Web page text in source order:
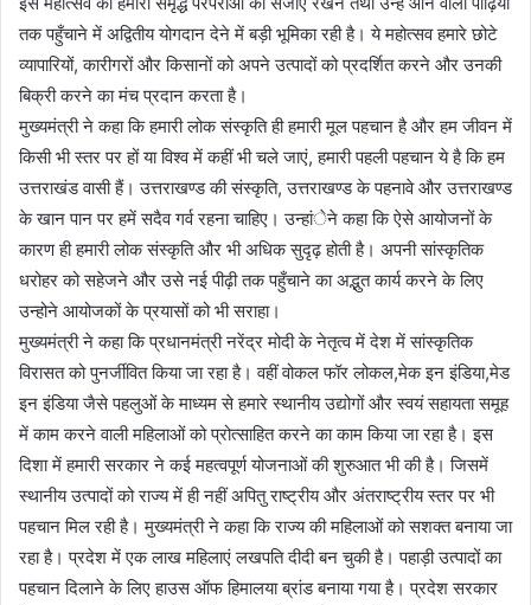
तक पहुँचाने में अद्वितीय योगदान देने में बड़ी भूमिका रही है। ये महोत्सव हमारे छोटे
व्यापारियों, कारीगरों और किसानों को अपने उत्पादों को प्रदर्शित करने और उनकी
बिक्री करने का मंच प्रदान करता है।
मुख्यमंत्री ने कहा कि हमारी लोक संस्कृति ही हमारी मूल पहचान है और हम जीवन में
किसी भी स्तर पर हों या विश्व में कहीं भी चले जाएं, हमारी पहली पहचान ये है कि हम
उत्तराखंड वासी हैं। उत्तराखण्ड की संस्कृति, उत्तराखण्ड के पहनावे और उत्तराखण्ड
के खान पान पर हमें सदैव गर्व रहना चाहिए। उन्हांेने कहा कि ऐसे आयोजनों के
कारण ही हमारी लोक संस्कृति और भी अधिक सुदृढ़ होती है। अपनी सांस्कृतिक
धरोहर को सहेजने और उसे नई पीढ़ी तक पहुँचाने का अद्भुत कार्य करने के लिए
उन्होने आयोजकों के प्रयासों को भी सराहा।
मुख्यमंत्री ने कहा कि प्रधानमंत्री नरेंद्र मोदी के नेतृत्व में देश में सांस्कृतिक
विरासत को पुनर्जीवित किया जा रहा है। वहीं वोकल फॉर लोकल,मेक इन इंडिया,मेड
इन इंडिया जैसे पहलुओं के माध्यम से हमारे स्थानीय उद्योगों और स्वयं सहायता समूह
में काम करने वाली महिलाओं को प्रोत्साहित करने का काम किया जा रहा है। इस
दिशा में हमारी सरकार ने कई महत्वपूर्ण योजनाओं की शुरुआत भी की है। जिसमें
स्थानीय उत्पादों को राज्य में ही नहीं अपितु राष्ट्रीय और अंतराष्ट्रीय स्तर पर भी
पहचान मिल रही है। मुख्यमंत्री ने कहा कि राज्य की महिलाओं को सशक्त बनाया जा
रहा है। प्रदेश में एक लाख महिलाएं लखपति दीदी बन चुकी है। पहाड़ी उत्पादों का
पहचान दिलाने के लिए हाउस ऑफ हिमालया ब्रांड बनाया गया है। प्रदेश सरकार